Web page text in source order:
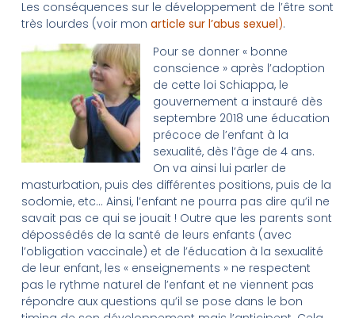
Les conséquences sur le développement de l’être sont
très lourdes (voir mon article sur l’abus sexuel).
Pour se donner « bonne
conscience » après l’adoption
de cette loi Schiappa, le
gouvernement a instauré dès
septembre 2018 une éducation
précoce de l’enfant à la
sexualité, dès l’âge de 4 ans.
On va ainsi lui parler de
masturbation, puis des différentes positions, puis de la
sodomie, etc… Ainsi, l’enfant ne pourra pas dire qu’il ne
savait pas ce qui se jouait ! Outre que les parents sont
dépossédés de la santé de leurs enfants (avec
l’obligation vaccinale) et de l’éducation à la sexualité
de leur enfant, les « enseignements » ne respectent
pas le rythme naturel de l’enfant et ne viennent pas
répondre aux questions qu’il se pose dans le bon